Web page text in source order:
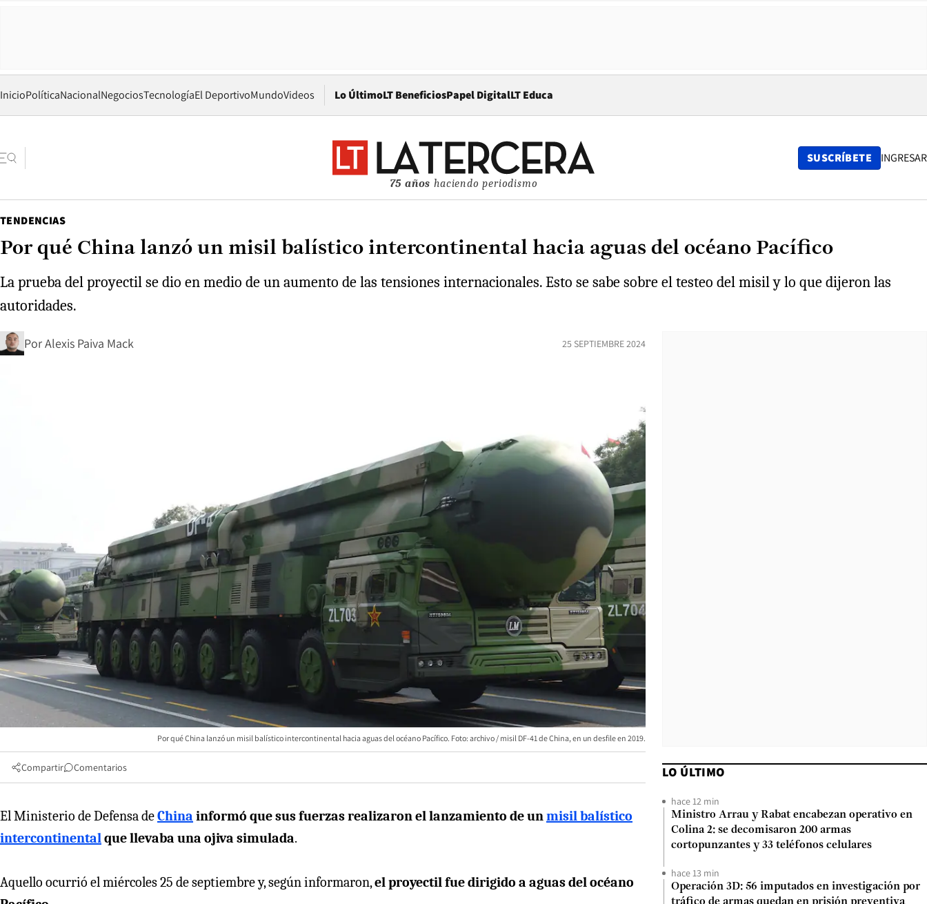
InicioPolíticaNacionalNegociosTecnologíaEl DeportivoMundoVideos Lo ÚltimoLT BeneficiosPapel DigitalOpens in new window
LT Educa
75 años haciendo periodismo
SUSCRÍBETE INGRESAR
TENDENCIAS
Por qué China lanzó un misil balístico intercontinental hacia aguas del océano Pacífico
La prueba del proyectil se dio en medio de un aumento de las tensiones internacionales. Esto se sabe sobre el testeo del misil y lo que dijeron las
autoridades.
PorAlexis Paiva Mack 25 SEPTIEMBRE 2024
Por qué China lanzó un misil balístico intercontinental hacia aguas del océano Pacífico. Foto: archivo / misil DF-41 de China, en un desfile en 2019.
Compartir Comentarios
El Ministerio de Defensa deChina informó que sus fuerzas realizaron el lanzamiento de unmisil balístico
intercontinentalque llevaba una ojiva simulada.
Aquello ocurrió el miércoles 25 de septiembre y, según informaron,el proyectil fue dirigido a aguas del océano
LO ÚLTIMO
hace 12 min
Ministro Arrau y Rabat encabezan operativo en
Colina 2: se decomisaron 200 armas
cortopunzantes y 33 teléfonos celulares
hace 13 min
Operación 3D: 56 imputados en investigación por